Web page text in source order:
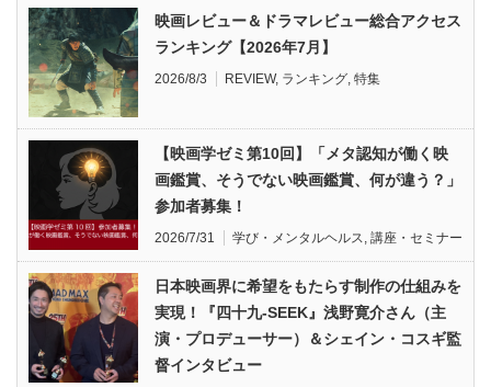
映画レビュー＆ドラマレビュー総合アクセス
ランキング【2026年7月】
2026/8/3 REVIEW, ランキング, 特集
【映画学ゼミ第10回】「メタ認知が働く映
画鑑賞、そうでない映画鑑賞、何が違う？」
参加者募集！
2026/7/31 学び・メンタルヘルス, 講座・セミナー
日本映画界に希望をもたらす制作の仕組みを
実現！『四十九-SEEK』浅野寛介さん（主
演・プロデューサー）＆シェイン・コスギ監
督インタビュー